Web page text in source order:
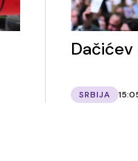
SRBIJA